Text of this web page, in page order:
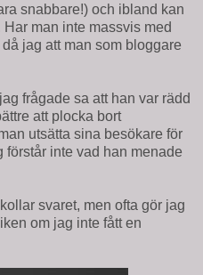
snabbare!) och ibland kan
man inte massvis med
jag att man som bloggare
frågade sa att han var rädd
att plocka bort
utsätta sina besökare för
inte vad han menade
svaret, men ofta gör jag
om jag inte fått en